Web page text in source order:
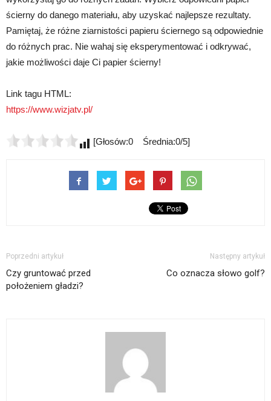
ścierny do danego materiału, aby uzyskać najlepsze rezultaty.
Pamiętaj, że różne ziarnistości papieru ściernego są odpowiednie
do różnych prac. Nie wahaj się eksperymentować i odkrywać,
jakie możliwości daje Ci papier ścierny!
Link tagu HTML:
https://www.wizjatv.pl/
[Głosów:0 Średnia:0/5]
Poprzedni artykuł
Czy gruntować przed
położeniem gładzi?
Następny artykuł
Co oznacza słowo golf?